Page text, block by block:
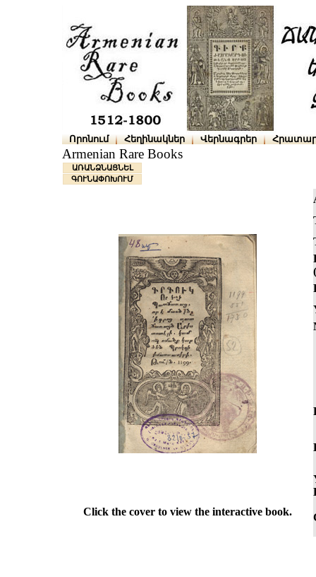
Որոնում Հեղինակներ Վերնագրեր
Armenian Rare Books
ԱՌԱՆՁՆԱՑՆԵԼ
ԳՈՒՆԱՓՈԽՈՒՄ
Click the cover to view the interactive book.